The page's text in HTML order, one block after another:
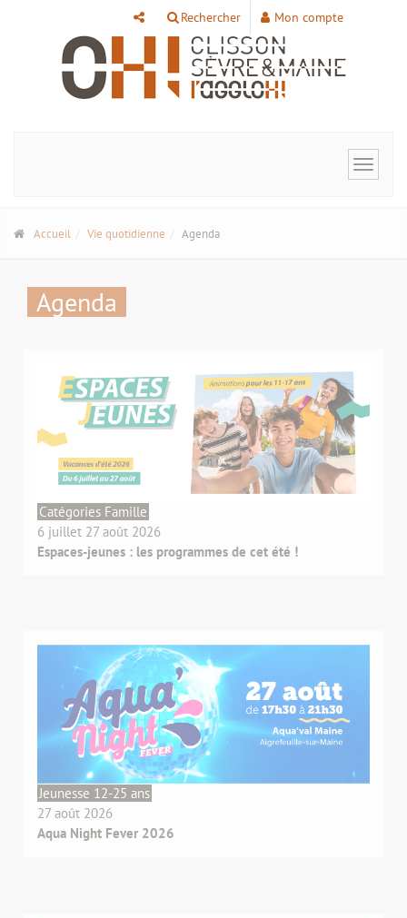
Rechercher Mon compte
Toggle
Accueil Vie quotidienne Agenda
Agenda
Catégories Famille
6 juillet 27 août 2026
Espaces-jeunes : les programmes de cet été !
Jeunesse 12-25 ans
27 août 2026
Aqua Night Fever 2026
Panneau de gestion des cookies